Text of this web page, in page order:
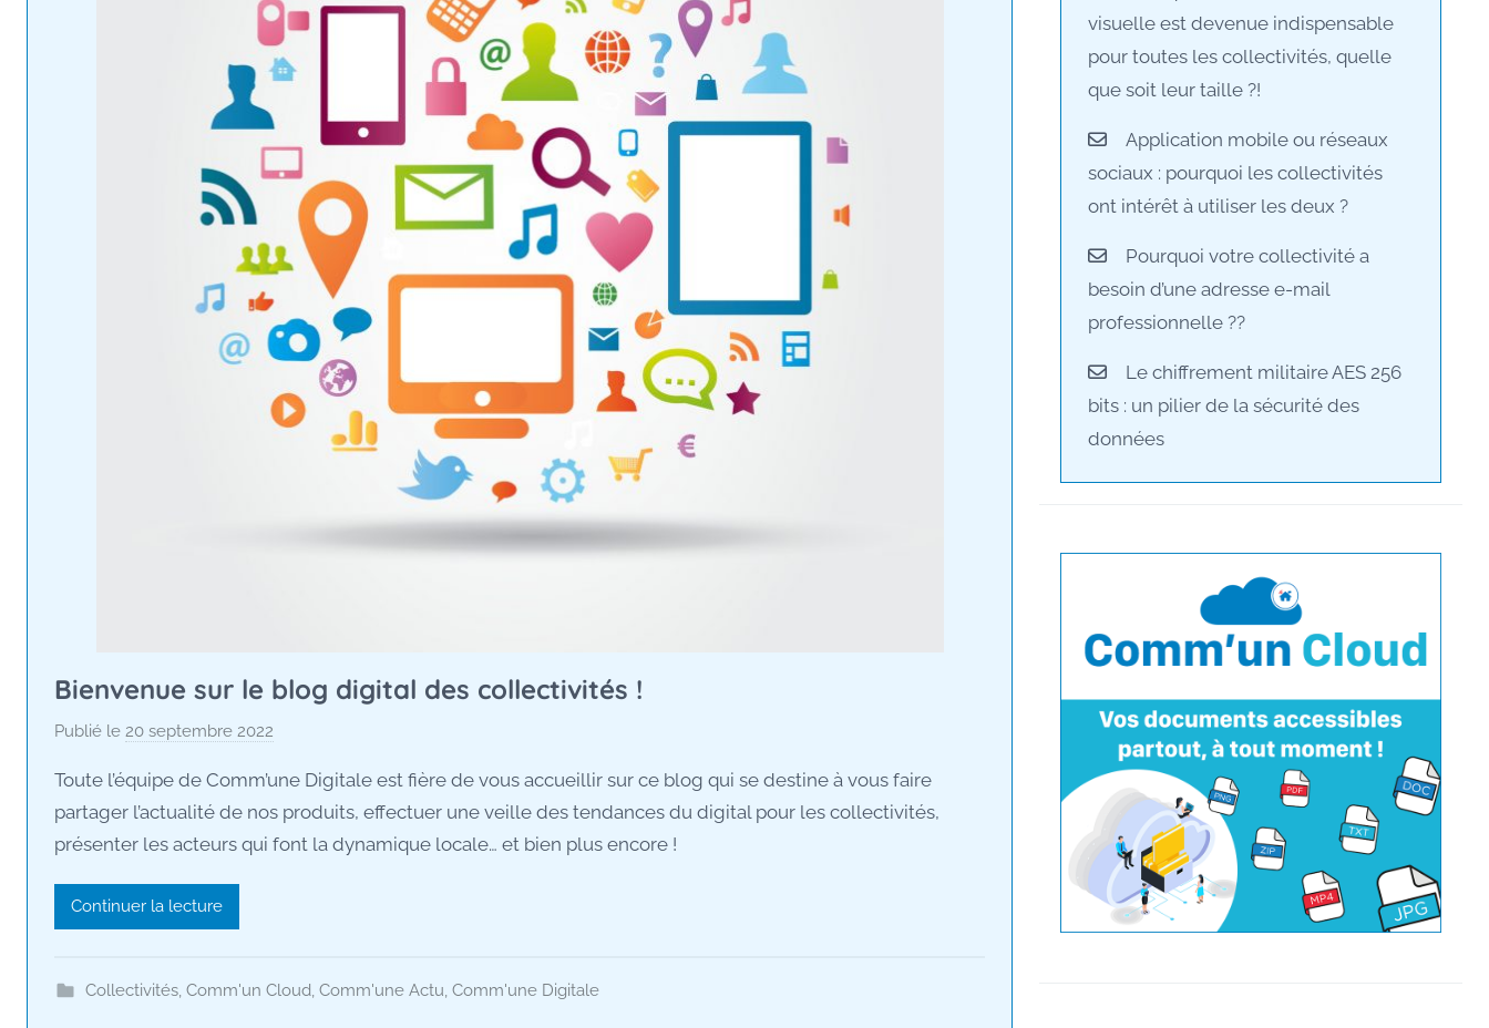
Bienvenue sur le blog digital des collectivités !
Publié le 20 septembre 2022
r
M
a
e
Toute l’équipe de Comm’une Digitale est fière de vous accueillir sur ce blog qui se destine à vous faire
partager l’actualité de nos produits, effectuer une veille des tendances du digital pour les collectivités,
présenter les acteurs qui font la dynamique locale… et bien plus encore !
Continuer la lecture
Collectivités, Comm'un Cloud, Comm'une Actu, Comm'une Digitale
visuelle est devenue indispensable
pour toutes les collectivités, quelle
que soit leur taille ?!
Application mobile ou réseaux
sociaux : pourquoi les collectivités
ont intérêt à utiliser les deux ?
Pourquoi votre collectivité a
besoin d’une adresse e-mail
professionnelle ??
Le chiffrement militaire AES 256
bits : un pilier de la sécurité des
données